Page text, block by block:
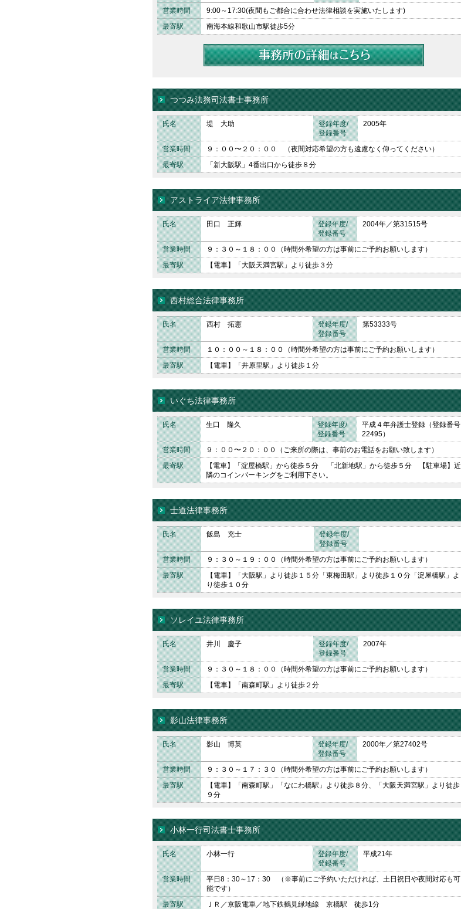
営業時間
9:00～17:30(夜間もご都合に合わせ法律相談を実施いたします)
最寄駅
南海本線和歌山市駅徒歩5分
つつみ法務司法書士事務所
氏名 堤 大助
登録年度/
登録番号
2005年
営業時間
９：００〜２０：００ （夜間対応希望の方も遠慮なく仰ってください）
最寄駅
「新大阪駅」4番出口から徒歩８分
アストライア法律事務所
氏名 田口 正輝
登録年度/
登録番号
2004年／第31515号
営業時間
９：３０～１８：００（時間外希望の方は事前にご予約お願いします）
最寄駅
【電車】「大阪天満宮駅」より徒歩３分
西村総合法律事務所
氏名 西村 拓憲
登録年度/
登録番号
第53333号
営業時間
１０：００～１８：００（時間外希望の方は事前にご予約お願いします）
最寄駅
【電車】「井原里駅」より徒歩１分
いぐち法律事務所
氏名 生口 隆久
登録年度/
登録番号
平成４年弁護士登録（登録番号
22495）
営業時間
９：００〜２０：００（ご来所の際は、事前のお電話をお願い致します）
最寄駅
【電車】「淀屋橋駅」から徒歩５分 「北新地駅」から徒歩５分 【駐車場】近
隣のコインパーキングをご利用下さい。
士道法律事務所
氏名 飯島 充士
登録年度/
登録番号
営業時間
９：３０～１９：００（時間外希望の方は事前にご予約お願いします）
最寄駅
【電車】「大阪駅」より徒歩１５分「東梅田駅」より徒歩１０分「淀屋橋駅」よ
り徒歩１０分
ソレイユ法律事務所
氏名 井川 慶子
登録年度/
登録番号
2007年
営業時間
９：３０～１８：００（時間外希望の方は事前にご予約お願いします）
最寄駅
【電車】「南森町駅」より徒歩２分
影山法律事務所
氏名 影山 博英
登録年度/
登録番号
2000年／第27402号
営業時間
９：３０～１７：３０（時間外希望の方は事前にご予約お願いします）
最寄駅
【電車】「南森町駅」「なにわ橋駅」より徒歩８分、「大阪天満宮駅」より徒歩
９分
小林一行司法書士事務所
氏名 小林一行
登録年度/
登録番号
平成21年
営業時間
平日8：30～17：30 （※事前にご予約いただければ、土日祝日や夜間対応も可
能です）
最寄駅
ＪＲ／京阪電車／地下鉄鶴見緑地線 京橋駅 徒歩1分